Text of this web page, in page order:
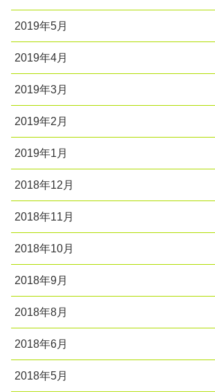
2019年5月
2019年4月
2019年3月
2019年2月
2019年1月
2018年12月
2018年11月
2018年10月
2018年9月
2018年8月
2018年6月
2018年5月